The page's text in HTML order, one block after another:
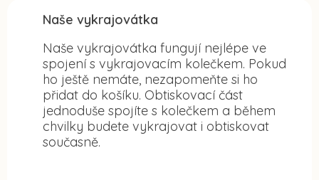
Naše vykrajovátka
Naše vykrajovátka fungují nejlépe ve
spojení s vykrajovacím kolečkem. Pokud
ho ještě nemáte, nezapomeňte si ho
přidat do košíku. Obtiskovací část
jednoduše spojíte s kolečkem a během
chvilky budete vykrajovat i obtiskovat
současně.